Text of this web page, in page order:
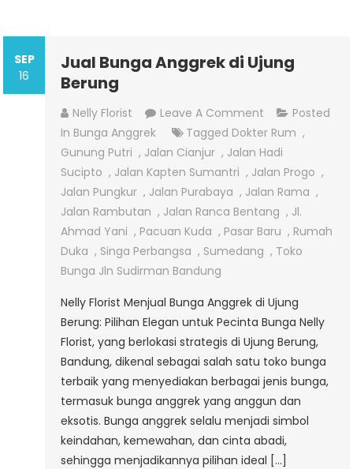
SEP
16
Jual Bunga Anggrek di Ujung
Berung
Nelly Florist Leave A Comment On
Jual
Bunga
Anggrek
Di
Ujung
Berung
Posted
In Bunga Anggrek Tagged Dokter Rum ,
Gunung Putri , Jalan Cianjur , Jalan Hadi
Sucipto , Jalan Kapten Sumantri , Jalan Progo ,
Jalan Pungkur , Jalan Purabaya , Jalan Rama ,
Jalan Rambutan , Jalan Ranca Bentang , Jl.
Ahmad Yani , Pacuan Kuda , Pasar Baru , Rumah
Duka , Singa Perbangsa , Sumedang , Toko
Bunga Jln Sudirman Bandung
Nelly Florist Menjual Bunga Anggrek di Ujung
Berung: Pilihan Elegan untuk Pecinta Bunga Nelly
Florist, yang berlokasi strategis di Ujung Berung,
Bandung, dikenal sebagai salah satu toko bunga
terbaik yang menyediakan berbagai jenis bunga,
termasuk bunga anggrek yang anggun dan
eksotis. Bunga anggrek selalu menjadi simbol
keindahan, kemewahan, dan cinta abadi,
sehingga menjadikannya pilihan ideal […]